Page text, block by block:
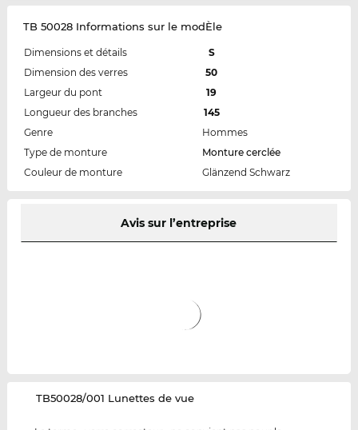
TB 50028 Informations sur le modÈle
Dimensions et détails
S
Dimension des verres
50
Largeur du pont
19
Longueur des branches
145
Genre
Hommes
Type de monture
Monture cerclée
Couleur de monture
Glänzend Schwarz
Avis sur l’entreprise
‌TB50028/001 Lunettes de vue